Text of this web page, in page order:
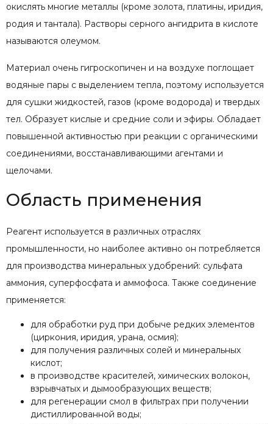
окислять многие металлы (кроме золота, платины, иридия,
родия и тантала). Растворы серного ангидрита в кислоте
называются олеумом.
Материал очень гигроскопичен и на воздухе поглощает
водяные пары с выделением тепла, поэтому используется
для сушки жидкостей, газов (кроме водорода) и твердых
тел. Образует кислые и средние соли и эфиры. Обладает
повышенной активностью при реакции с органическими
соединениями, восстанавливающими агентами и
щелочами.
Область применения
Реагент используется в различных отраслях
промышленности, но наиболее активно он потребляется
для производства минеральных удобрений: сульфата
аммония, суперфосфата и аммофоса. Также соединение
применяется:
для обработки руд при добыче редких элементов
(циркония, иридия, урана, осмия);
для получения различных солей и минеральных
кислот;
в производстве красителей, химических волокон,
взрывчатых и дымообразующих веществ;
для регенерации смол в фильтрах при получении
дистиллированной воды;